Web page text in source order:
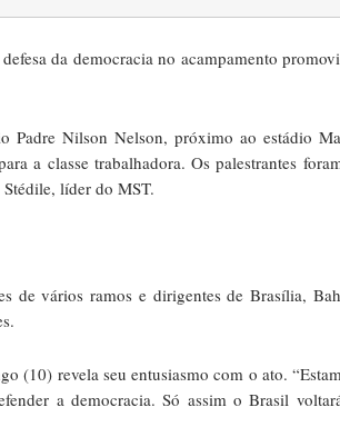
da democracia no acampamento
Padre Nilson Nelson, próximo ao estádio
a classe trabalhadora. Os palestrantes
líder do MST.
de vários ramos e dirigentes de Brasília,
(10) revela seu entusiasmo com o ato.
a democracia. Só assim o Brasil